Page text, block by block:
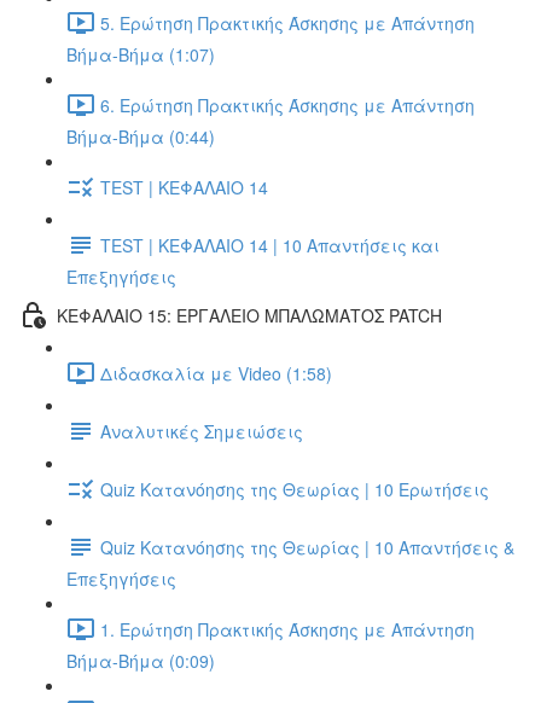
5. Ερώτηση Πρακτικής Άσκησης με Απάντηση
Βήμα-Βήμα (1:07)
6. Ερώτηση Πρακτικής Άσκησης με Απάντηση
Βήμα-Βήμα (0:44)
TEST | ΚΕΦΑΛΑΙΟ 14
TEST | ΚΕΦΑΛΑΙΟ 14 | 10 Απαντήσεις και
Επεξηγήσεις
ΚΕΦΑΛΑΙΟ 15: ΕΡΓΑΛΕΙΟ ΜΠΑΛΩΜΑΤΟΣ PATCH
Διδασκαλία με Video (1:58)
Αναλυτικές Σημειώσεις
Quiz Κατανόησης της Θεωρίας | 10 Ερωτήσεις
Quiz Κατανόησης της Θεωρίας | 10 Απαντήσεις &
Επεξηγήσεις
1. Ερώτηση Πρακτικής Άσκησης με Απάντηση
Βήμα-Βήμα (0:09)